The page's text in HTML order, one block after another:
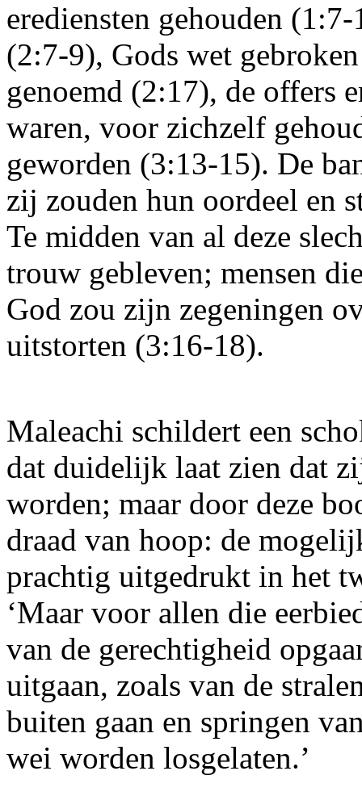
erediensten gehouden
(2:7-9), Gods wet
genoemd (2:17), de offers
waren, voor zichzelf
geworden (3:13-15). De
zij zouden hun oordeel en
Te midden van al deze
trouw gebleven; mensen
God zou zijn zegeningen
uitstorten (3:16-18).
Maleachi schildert een
dat duidelijk laat zien dat
worden; maar door deze
draad van hoop: de
prachtig uitgedrukt in het
‘Maar voor allen die
van de gerechtigheid
uitgaan, zoals van de
buiten gaan en springen
wei worden losgelaten.’